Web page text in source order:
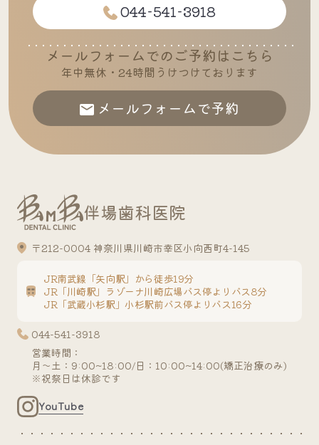
044-541-3918
メールフォームでのご予約はこちら
年中無休・24時間うけつけております
メールフォームで予約
伴場歯科医院
〒212-0004 神奈川県川崎市幸区小向西町4-145
JR南武線「矢向駅」から徒歩19分
JR「川崎駅」ラゾーナ川崎広場バス停よりバス8分
JR「武蔵小杉駅」小杉駅前バス停よりバス16分
044-541-3918
営業時間：
月～土：9:00~18:00/日：10:00~14:00(矯正治療のみ)
※祝祭日は休診です
YouTube